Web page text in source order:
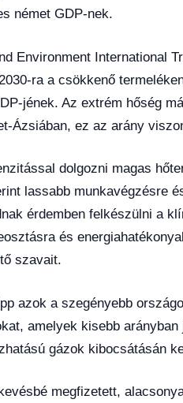
német GDP-nek.
Environment International
ra a csökkenő
jének. Az extrém hőség
Ázsiában, ez az arány
dolgozni magas
lassabb munkavégzésre
érdemben felkészülni a
és
szavait.
azok a szegényebb
amelyek kisebb
gázok kibocsátásán
megfizetett,